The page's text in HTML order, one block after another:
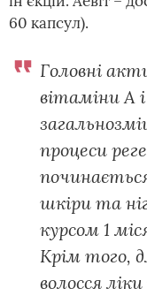
60 капсул).
Головні
вітаміни А
процеси
шкіри та
курсом 1
Крім того,
волосся